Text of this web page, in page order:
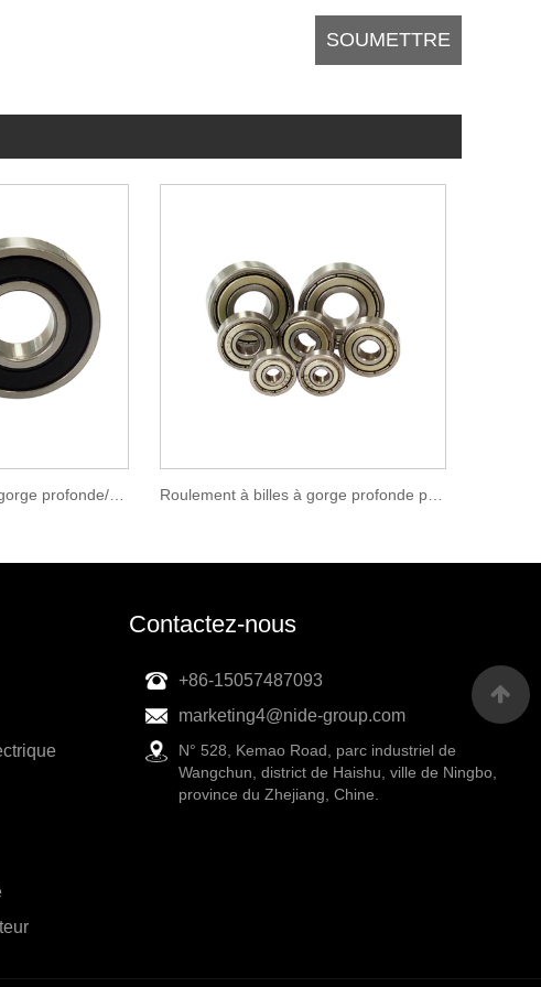
Contactez-nous
+86-15057487093
marketing4@nide-group.com
N° 528, Kemao Road, parc industriel de
Wangchun, district de Haishu, ville de Ningbo,
province du Zhejiang, Chine.